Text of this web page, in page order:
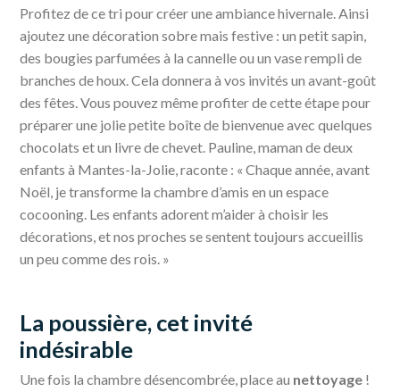
Profitez de ce tri pour créer une ambiance hivernale. Ainsi
ajoutez une décoration sobre mais festive : un petit sapin,
des bougies parfumées à la cannelle ou un vase rempli de
branches de houx. Cela donnera à vos invités un avant-goût
des fêtes. Vous pouvez même profiter de cette étape pour
préparer une jolie petite boîte de bienvenue avec quelques
chocolats et un livre de chevet. Pauline, maman de deux
enfants à Mantes-la-Jolie, raconte : « Chaque année, avant
Noël, je transforme la chambre d’amis en un espace
cocooning. Les enfants adorent m’aider à choisir les
décorations, et nos proches se sentent toujours accueillis
un peu comme des rois. »
La poussière, cet invité
indésirable
Une fois la chambre désencombrée, place au nettoyage !